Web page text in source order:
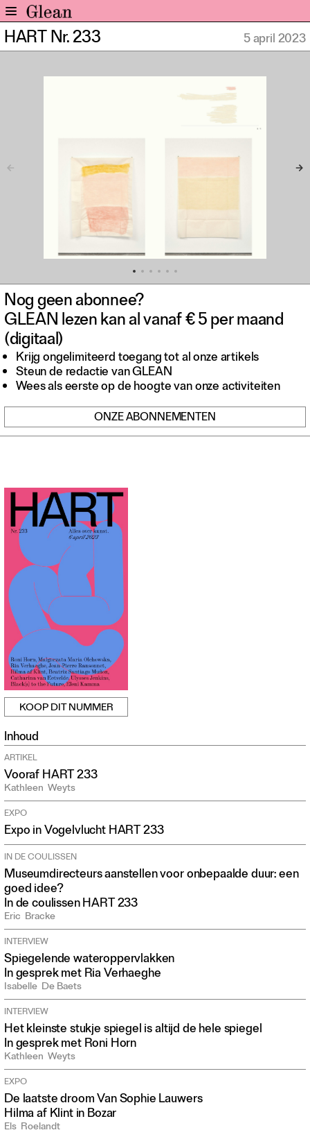
Home
Meer rubrieken
Aanmelden
Abonneren
Adverteren
Over GLEAN
Contact
Waar is GLEAN te koop
Privacy
Instagram
Facebook
HART Nr. 233 5 april 2023
Nog geen abonnee?
GLEAN lezen kan al vanaf € 5 per maand
(digitaal)
Krijg ongelimiteerd toegang tot al onze artikels
Steun de redactie van GLEAN
Wees als eerste op de hoogte van onze activiteiten
ONZE ABONNEMENTEN
KOOP DIT NUMMER
Inhoud
ARTIKEL
Vooraf HART 233
Kathleen Weyts
EXPO
Expo in Vogelvlucht HART 233
IN DE COULISSEN
Museumdirecteurs aanstellen voor onbepaalde duur: een
goed idee?
In de coulissen HART 233
Eric Bracke
INTERVIEW
Spiegelende wateroppervlakken
In gesprek met Ria Verhaeghe
Isabelle De Baets
INTERVIEW
Het kleinste stukje spiegel is altijd de hele spiegel
In gesprek met Roni Horn
Kathleen Weyts
EXPO
De laatste droom Van Sophie Lauwers
Hilma af Klint in Bozar
Els Roelandt